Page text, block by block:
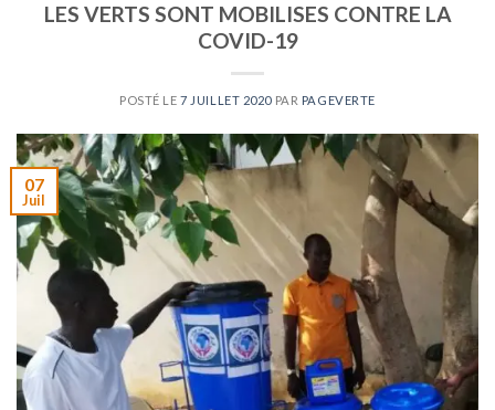
LES VERTS SONT MOBILISES CONTRE LA
COVID-19
POSTÉ LE7 JUILLET 2020 PAR PAGEVERTE
07
Juil